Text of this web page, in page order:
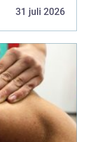
31 juli 2026